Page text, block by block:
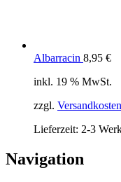
Albarracin 8,95 €
inkl. 19 % MwSt.
zzgl. Versandkosten
Lieferzeit: 2-3
Navigation